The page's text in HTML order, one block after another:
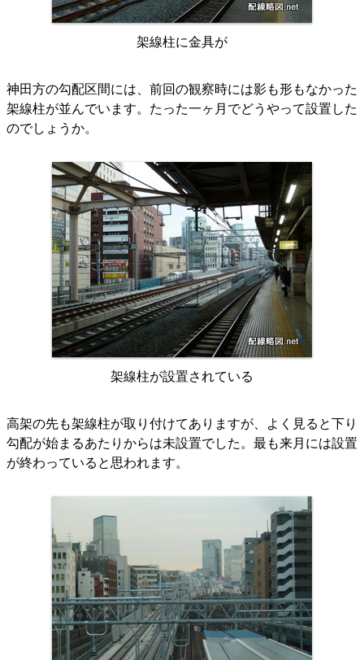
架線柱に金具が
神田方の勾配区間には、前回の観察時には影も形もなかった
架線柱が並んでいます。たった一ヶ月でどうやって設置した
のでしょうか。
架線柱が設置されている
高架の先も架線柱が取り付けてありますが、よく見ると下り
勾配が始まるあたりからは未設置でした。最も来月には設置
が終わっていると思われます。